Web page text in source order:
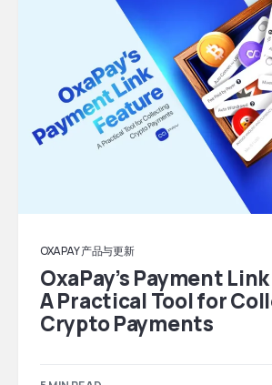
OXAPAY 产品与更新
OxaPay’s Payment
A Practical Tool for
Crypto Payments